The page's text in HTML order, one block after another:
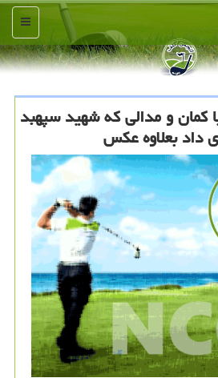
منو
كمان و مدالی كه شهید سپهبد
داد بعلاوه عكس